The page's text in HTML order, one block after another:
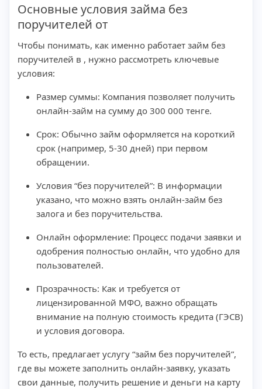
Основные условия займа без
поручителей от
Чтобы понимать, как именно работает займ без
поручителей в , нужно рассмотреть ключевые
условия:
Размер суммы: Компания позволяет получить
онлайн-займ на сумму до 300 000 тенге.
Срок: Обычно займ оформляется на короткий
срок (например, 5-30 дней) при первом
обращении.
Условия “без поручителей”: В информации
указано, что можно взять онлайн-займ без
залога и без поручительства.
Онлайн оформление: Процесс подачи заявки и
одобрения полностью онлайн, что удобно для
пользователей.
Прозрачность: Как и требуется от
лицензированной МФО, важно обращать
внимание на полную стоимость кредита (ГЭСВ)
и условия договора.
То есть, предлагает услугу “займ без поручителей”,
где вы можете заполнить онлайн-заявку, указать
свои данные, получить решение и деньги на карту